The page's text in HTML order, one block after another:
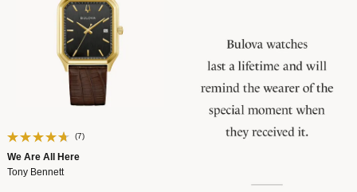
(7)
We Are All Here
Tony Bennett